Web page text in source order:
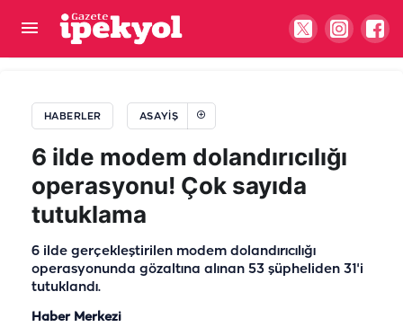
HABERLER ASAYIŞ
6 ilde modem dolandırıcılığı
operasyonu! Çok sayıda
tutuklama
6 ilde gerçekleştirilen modem dolandırıcılığı
operasyonunda gözaltına alınan 53 şüpheliden 31'i
tutuklandı.
Haber Merkezi
10 yıldır firardaydı! Cumhurbaşkanı Erdoğan’a